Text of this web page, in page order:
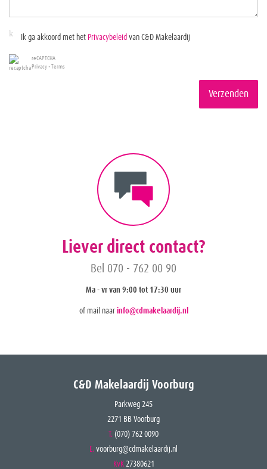
Ik ga akkoord met het Privacybeleid van C&D Makelaardij
reCAPTCHA
Privacy • Terms
Verzenden
Liever direct contact?
Bel 070 - 762 00 90
Ma - vr van 9:00 tot 17:30 uur
of mail naar info@cdmakelaardij.nl
C&D Makelaardij Voorburg
Parkweg 245
2271 BB Voorburg
T. (070) 762 0090
E. voorburg@cdmakelaardij.nl
KvK 27380621